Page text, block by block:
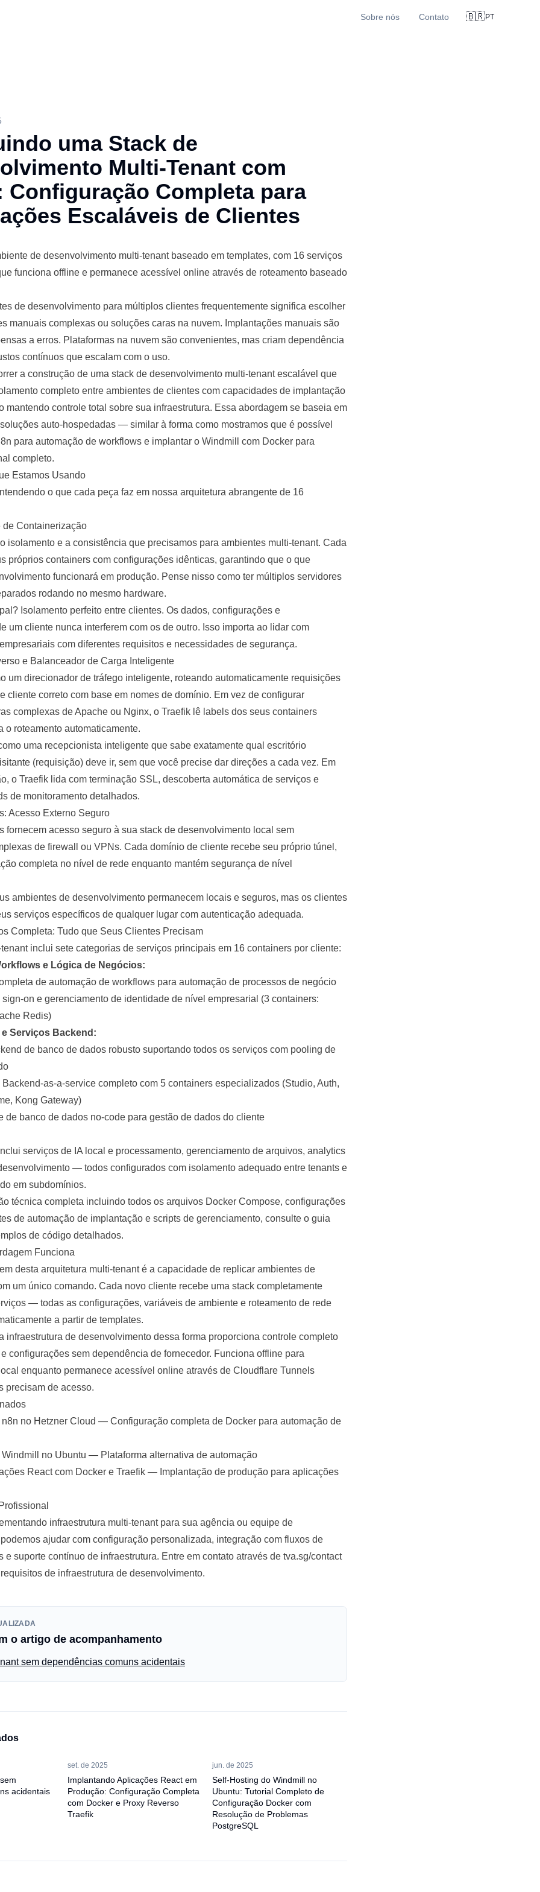
Sobre nós Contato 🇧🇷PT
uma Stack de
Multi-Tenant com
Configuração Completa para
Escaláveis de Clientes
de desenvolvimento multi-tenant baseado em templates, com 16 serviços
funciona offline e permanece acessível online através de roteamento baseado
de desenvolvimento para múltiplos clientes frequentemente significa escolher
manuais complexas ou soluções caras na nuvem. Implantações manuais são
a erros. Plataformas na nuvem são convenientes, mas criam dependência
contínuos que escalam com o uso.
a construção de uma stack de desenvolvimento multi-tenant escalável que
completo entre ambientes de clientes com capacidades de implantação
mantendo controle total sobre sua infraestrutura. Essa abordagem se baseia em
auto-hospedadas — similar à forma como mostramos que é possível
para automação de workflows e implantar o Windmill com Docker para
completo.
Estamos Usando
o que cada peça faz em nossa arquitetura abrangente de 16
de Containerização
isolamento e a consistência que precisamos para ambientes multi-tenant. Cada
próprios containers com configurações idênticas, garantindo que o que
funcionará em produção. Pense nisso como ter múltiplos servidores
rodando no mesmo hardware.
Isolamento perfeito entre clientes. Os dados, configurações e
um cliente nunca interferem com os de outro. Isso importa ao lidar com
com diferentes requisitos e necessidades de segurança.
e Balanceador de Carga Inteligente
um direcionador de tráfego inteligente, roteando automaticamente requisições
cliente correto com base em nomes de domínio. Em vez de configurar
complexas de Apache ou Nginx, o Traefik lê labels dos seus containers
o roteamento automaticamente.
uma recepcionista inteligente que sabe exatamente qual escritório
(requisição) deve ir, sem que você precise dar direções a cada vez. Em
o Traefik lida com terminação SSL, descoberta automática de serviços e
de monitoramento detalhados.
Acesso Externo Seguro
fornecem acesso seguro à sua stack de desenvolvimento local sem
de firewall ou VPNs. Cada domínio de cliente recebe seu próprio túnel,
completa no nível de rede enquanto mantém segurança de nível
ambientes de desenvolvimento permanecem locais e seguros, mas os clientes
serviços específicos de qualquer lugar com autenticação adequada.
Completa: Tudo que Seus Clientes Precisam
inclui sete categorias de serviços principais em 16 containers por cliente:
e Lógica de Negócios:
de automação de workflows para automação de processos de negócio
on e gerenciamento de identidade de nível empresarial (3 containers:
Redis)
Serviços Backend :
de banco de dados robusto suportando todos os serviços com pooling de
Backend-as-a-service completo com 5 containers especializados (Studio, Auth,
Kong Gateway)
de banco de dados no-code para gestão de dados do cliente
serviços de IA local e processamento, gerenciamento de arquivos, analytics
— todos configurados com isolamento adequado entre tenants e
em subdomínios.
técnica completa incluindo todos os arquivos Docker Compose, configurações
de automação de implantação e scripts de gerenciamento, consulte o guia
de código detalhados.
Funciona
desta arquitetura multi-tenant é a capacidade de replicar ambientes de
um único comando. Cada novo cliente recebe uma stack completamente
— todas as configurações, variáveis de ambiente e roteamento de rede
a partir de templates.
infraestrutura de desenvolvimento dessa forma proporciona controle completo
configurações sem dependência de fornecedor. Funciona offline para
enquanto permanece acessível online através de Cloudflare Tunnels
precisam de acesso.
no Hetzner Cloud — Configuração completa de Docker para automação de
no Ubuntu — Plataforma alternativa de automação
React com Docker e Traefik — Implantação de produção para aplicações
infraestrutura multi-tenant para sua agência ou equipe de
ajudar com configuração personalizada, integração com fluxos de
e suporte contínuo de infraestrutura. Entre em contato através de tva.sg/contact
de infraestrutura de desenvolvimento.
o artigo de acompanhamento
sem dependências comuns acidentais
acidentais
set. de 2025
Implantando Aplicações React em
Produção: Configuração Completa
com Docker e Proxy Reverso
Traefik
jun. de 2025
Self-Hosting do Windmill no
Ubuntu: Tutorial Completo de
Configuração Docker com
Resolução de Problemas
PostgreSQL